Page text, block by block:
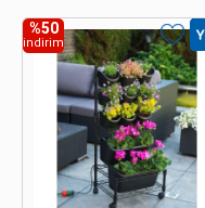
%50
indirim